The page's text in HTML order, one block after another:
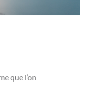
que l’on